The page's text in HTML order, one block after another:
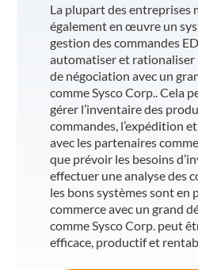
La plupart des entreprises
également en œuvre un
gestion des commandes
automatiser et rationaliser
de négociation avec un
comme Sysco Corp.. Cela
gérer l’inventaire des
commandes, l’expédition
avec les partenaires
que prévoir les besoins
effectuer une analyse des
les bons systèmes sont en
commerce avec un grand
comme Sysco Corp. peut
efficace, productif et